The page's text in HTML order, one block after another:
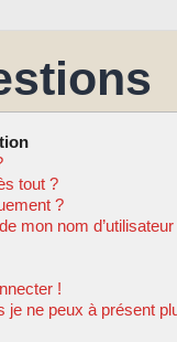
tout ?
?
mon nom d’utilisateur
!
je ne peux à présent